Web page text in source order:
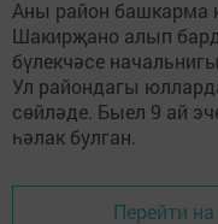
Аны район башкарма
Шакирҗано алып
бүлекчәсе
Ул райондагы
сөйләде. Быел 9 ай
һәлак булган.
Перейти